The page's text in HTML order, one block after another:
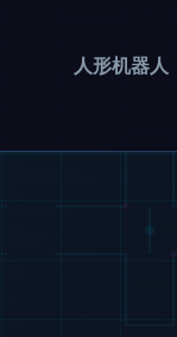
人形机器人